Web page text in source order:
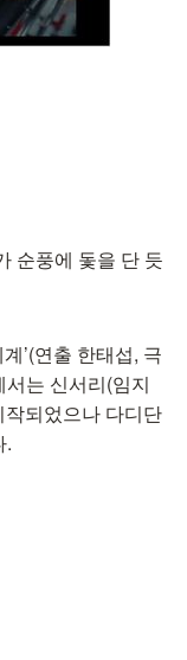
순풍에 돛을 단 듯
’(연출 한태섭, 극
는 신서리(임지
되었으나 다디단
.